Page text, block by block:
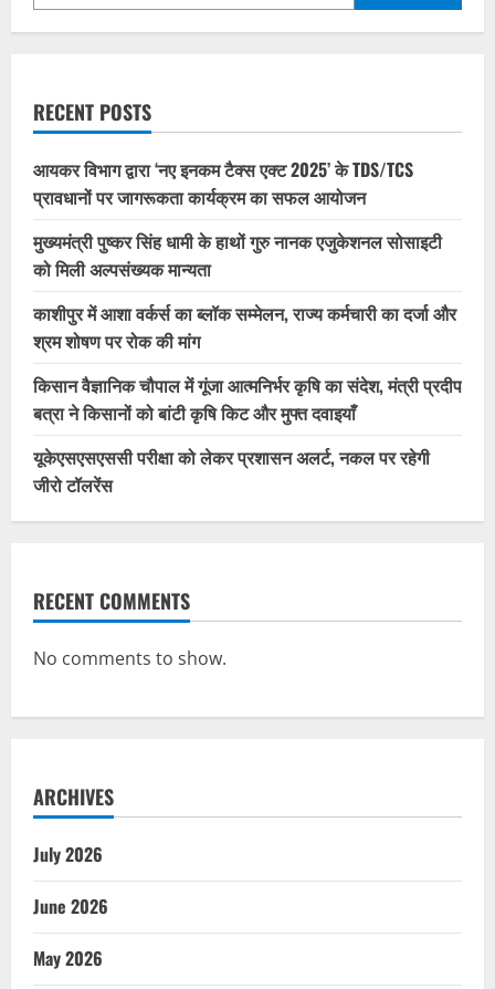
RECENT POSTS
आयकर विभाग द्वारा ‘नए इनकम टैक्स एक्ट 2025’ के TDS/TCS
प्रावधानों पर जागरूकता कार्यक्रम का सफल आयोजन
मुख्यमंत्री पुष्कर सिंह धामी के हाथों गुरु नानक एजुकेशनल सोसाइटी
को मिली अल्पसंख्यक मान्यता
काशीपुर में आशा वर्कर्स का ब्लॉक सम्मेलन, राज्य कर्मचारी का दर्जा और
श्रम शोषण पर रोक की मांग
किसान वैज्ञानिक चौपाल में गूंजा आत्मनिर्भर कृषि का संदेश, मंत्री प्रदीप
बत्रा ने किसानों को बांटी कृषि किट और मुफ्त दवाइयाँ
यूकेएसएसएससी परीक्षा को लेकर प्रशासन अलर्ट, नकल पर रहेगी
जीरो टॉलरेंस
RECENT COMMENTS
No comments to show.
ARCHIVES
July 2026
June 2026
May 2026